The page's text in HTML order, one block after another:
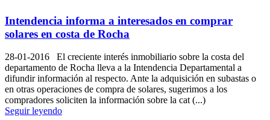
Intendencia informa a interesados en comprar
solares en costa de Rocha
28-01-2016 El creciente interés inmobiliario sobre la costa del
departamento de Rocha lleva a la Intendencia Departamental a
difundir información al respecto. Ante la adquisición en subastas o
en otras operaciones de compra de solares, sugerimos a los
compradores soliciten la información sobre la cat (...)
Seguir leyendo